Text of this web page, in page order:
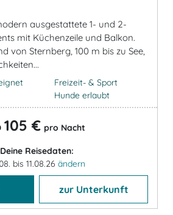
ausgestattete 1- und 2-
mit Küchenzeile und Balkon.
von Sternberg, 100 m bis zu See,
Freizeit- & Sport
Hunde erlaubt
105 € pro Nacht
Deine Reisedaten:
bis 11.08.26 ändern
zur Unterkunft